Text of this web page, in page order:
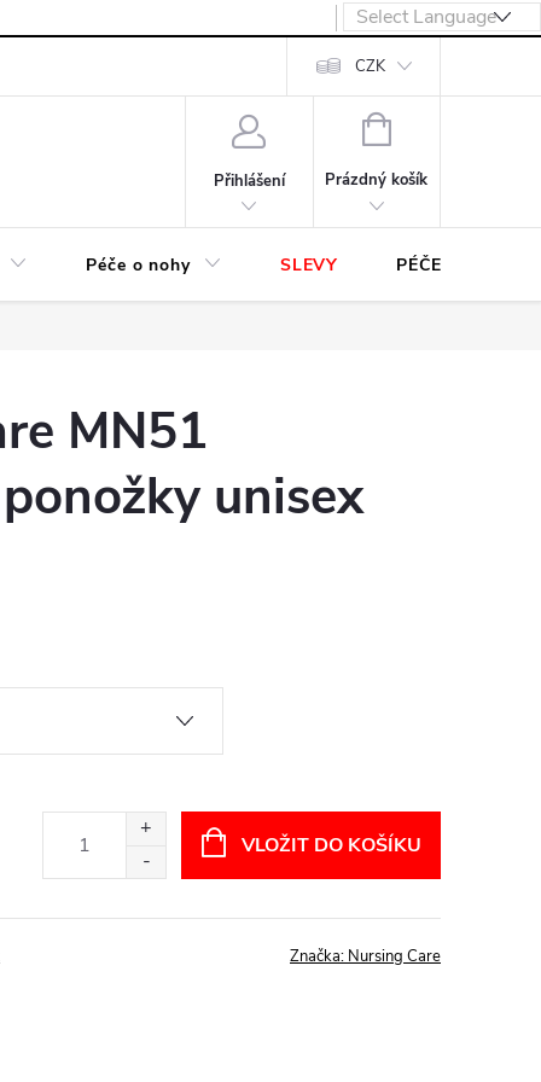
CZK
Přihlášení
NÁKUPNÍ
Prázdný košík
Péče o nohy SLEVY PÉČE O OBUV
MN51
unisex
VLOŽIT DO KOŠÍKU
Značka: Nursing Care